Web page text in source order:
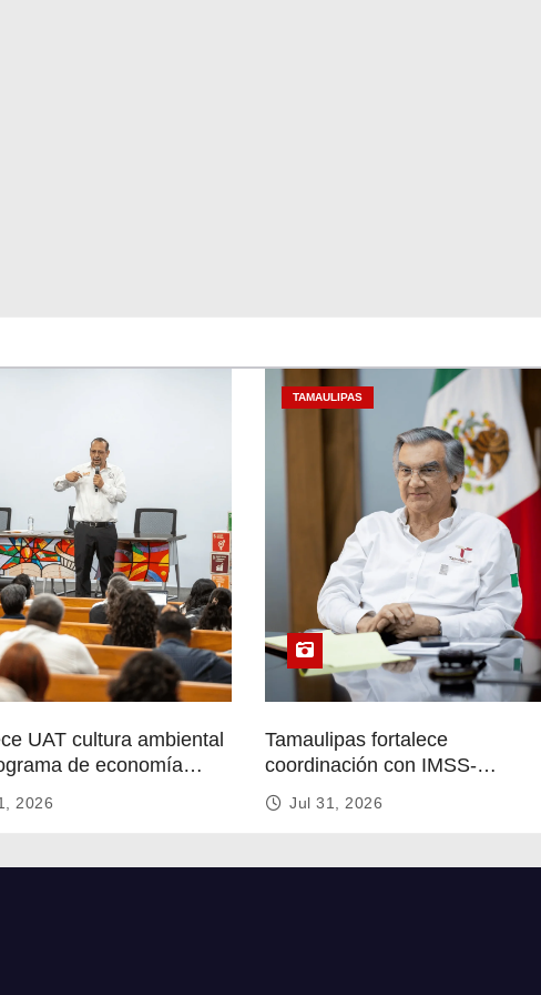
UAT cultura ambiental
de economía
2026
TAMAULIPAS
Tamaulipas fortalece
coordinación con IMSS-
Bienestar para mejorar servicios
de salud
Jul 31, 2026